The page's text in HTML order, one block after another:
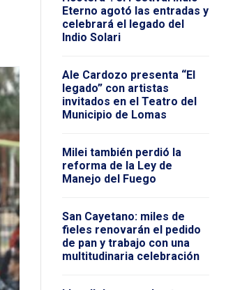
Eterno agotó las entradas y
celebrará el legado del
Indio Solari
Ale Cardozo presenta “El
legado” con artistas
invitados en el Teatro del
Municipio de Lomas
Milei también perdió la
reforma de la Ley de
Manejo del Fuego
San Cayetano: miles de
fieles renovarán el pedido
de pan y trabajo con una
multitudinaria celebración